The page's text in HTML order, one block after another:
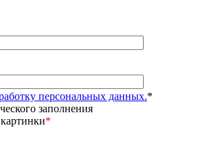
персональных данных.*
заполнения
*